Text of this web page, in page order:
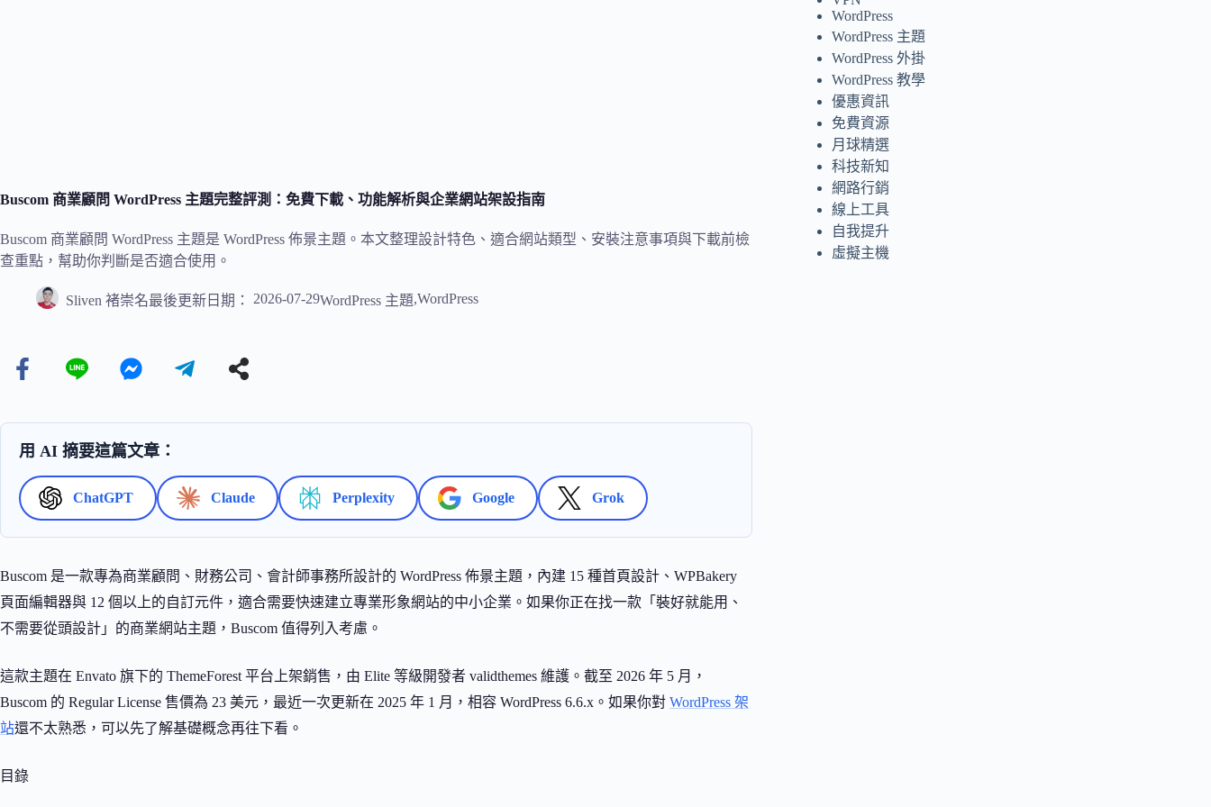
Buscom 商業顧問 WordPress 主題完整評測：免費下載、功能解析與企業網站架設指南
Buscom 商業顧問 WordPress 主題是 WordPress 佈景主題。本文整理設計特色、適合網站類型、安裝注意事項與下載前檢
查重點，幫助你判斷是否適合使用。
Sliven 褚崇名最後更新日期： 2026-07-29WordPress 主題,WordPress
用 AI 摘要這篇文章：
ChatGPT Claude Perplexity Google Grok
Buscom 是一款專為商業顧問、財務公司、會計師事務所設計的 WordPress 佈景主題，內建 15 種首頁設計、WPBakery
頁面編輯器與 12 個以上的自訂元件，適合需要快速建立專業形象網站的中小企業。如果你正在找一款「裝好就能用、
不需要從頭設計」的商業網站主題，Buscom 值得列入考慮。
這款主題在 Envato 旗下的 ThemeForest 平台上架銷售，由 Elite 等級開發者 validthemes 維護。截至 2026 年 5 月，
Buscom 的 Regular License 售價為 23 美元，最近一次更新在 2025 年 1 月，相容 WordPress 6.6.x。如果你對 WordPress 架
站還不太熟悉，可以先了解基礎概念再往下看。
目錄
WordPress
WordPress 主題
WordPress 外掛
WordPress 教學
優惠資訊
免費資源
月球精選
科技新知
網路行銷
線上工具
自我提升
虛擬主機